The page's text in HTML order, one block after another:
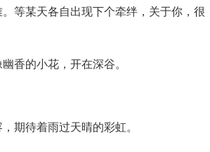
等某天各自出现下个牵绊，关于你，很
香的小花，开在深谷。
期待着雨过天晴的彩虹。